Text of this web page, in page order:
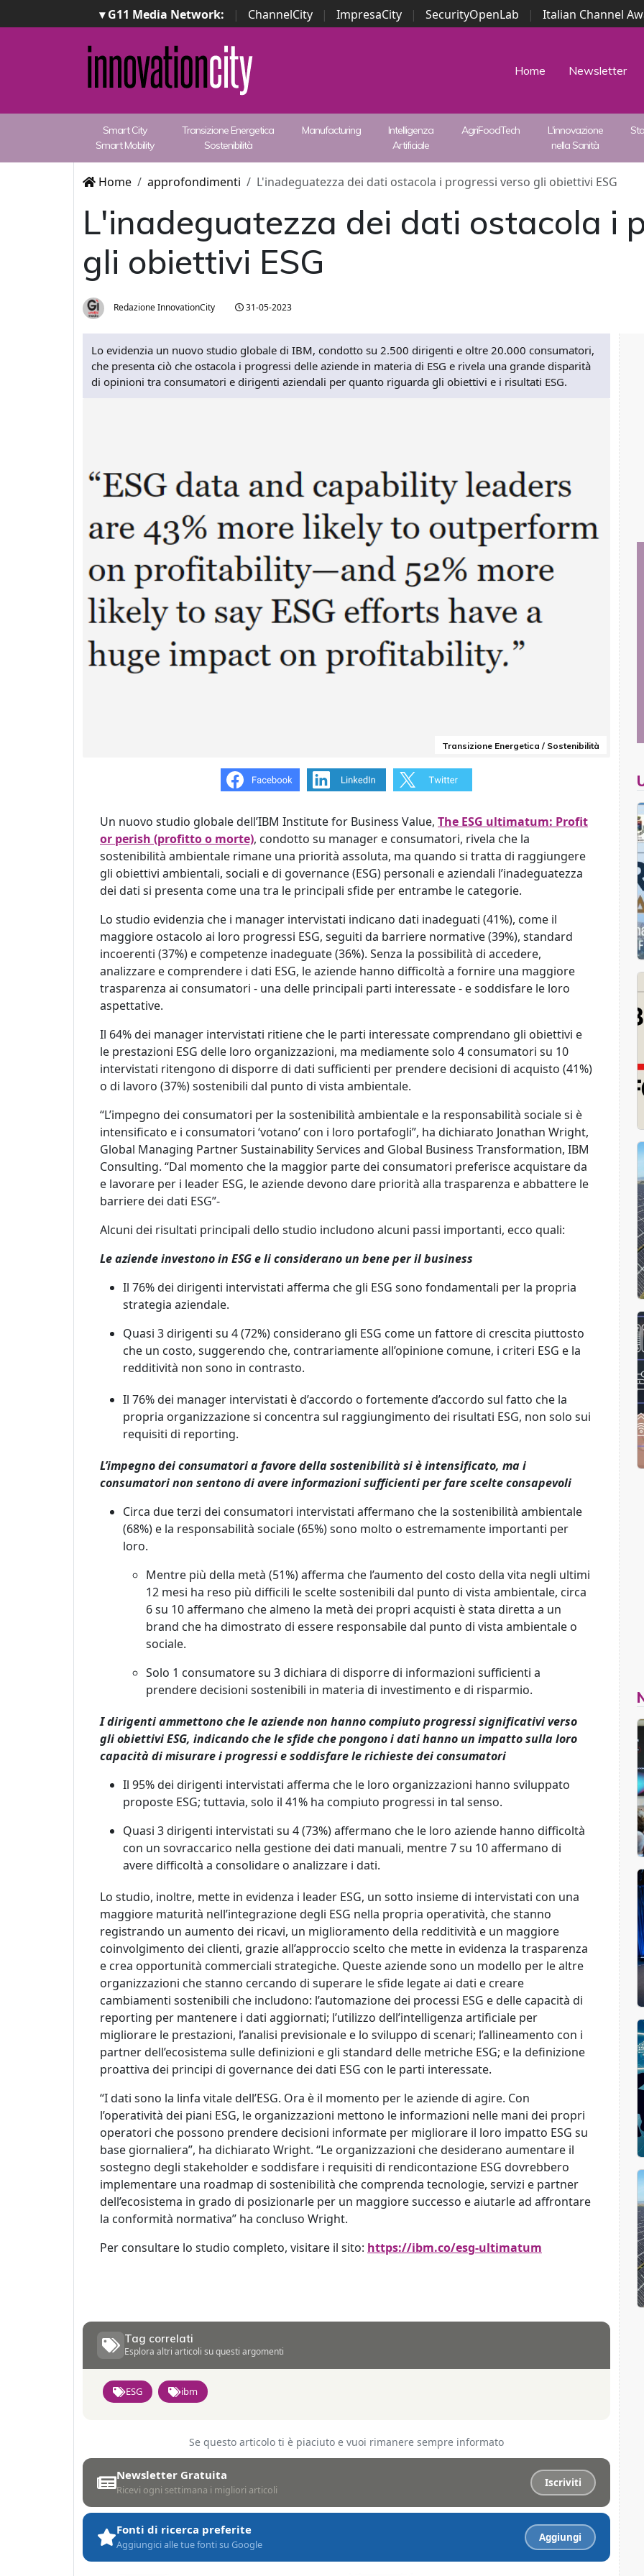
▾ G11 Media Network: | ChannelCity | ImpresaCity | SecurityOpenLab | Italian Channel
Security Awards | ...
Home Newsletter
Smart City
Smart Mobility
Transizione Energetica
Sostenibilità
Manufacturing
Intelligenza
Artificiale
AgriFoodTech
L'innovazione
nella Sanità
Home approfondimenti L'inadeguatezza dei dati ostacola i progressi verso gli obiettivi ESG
L'inadeguatezza dei dati ostacola i
gli obiettivi ESG
Redazione InnovationCity 31-05-2023
Lo evidenzia un nuovo studio globale di IBM, condotto su 2.500 dirigenti e oltre 20.000 consumatori,
che presenta ciò che ostacola i progressi delle aziende in materia di ESG e rivela una grande disparità
di opinioni tra consumatori e dirigenti aziendali per quanto riguarda gli obiettivi e i risultati ESG.
Transizione Energetica / Sostenibilità
Un nuovo studio globale dell’IBM Institute for Business Value, The ESG ultimatum: Profit
or perish (profitto o morte), condotto su manager e consumatori, rivela che la
sostenibilità ambientale rimane una priorità assoluta, ma quando si tratta di raggiungere
gli obiettivi ambientali, sociali e di governance (ESG) personali e aziendali l’inadeguatezza
dei dati si presenta come una tra le principali sfide per entrambe le categorie.
Lo studio evidenzia che i manager intervistati indicano dati inadeguati (41%), come il
maggiore ostacolo ai loro progressi ESG, seguiti da barriere normative (39%), standard
incoerenti (37%) e competenze inadeguate (36%). Senza la possibilità di accedere,
analizzare e comprendere i dati ESG, le aziende hanno difficoltà a fornire una maggiore
trasparenza ai consumatori - una delle principali parti interessate- e soddisfare le loro
aspettative.
Il 64%dei manager intervistati ritiene che le parti interessate comprendano gli obiettivi e
le prestazioni ESG delle loro organizzazioni, ma mediamentesolo 4 consumatori su 10
intervistati ritengono di disporre di dati sufficienti per prendere decisioni di acquisto (41%)
o di lavoro (37%) sostenibili dal punto di vista ambientale.
“L’impegno dei consumatori per la sostenibilità ambientale e la responsabilità sociale si è
intensificato e i consumatori ‘votano’ con i loro portafogli”, ha dichiarato Jonathan Wright,
Global Managing Partner Sustainability Services and Global Business Transformation, IBM
Consulting. “Dal momento che la maggior parte dei consumatori preferisce acquistare da
e lavorare per i leader ESG, le aziende devono dare priorità alla trasparenza e abbattere le
barrieredei dati ESG”-
Alcuni dei risultati principali dello studio includono alcuni passi importanti, ecco quali:
Le aziende investono in ESG eliconsiderano un bene peril business
Il 76% dei dirigenti intervistati afferma che gli ESG sono fondamentali per la propria
strategia aziendale.
Quasi 3 dirigenti su 4 (72%) considerano gli ESG come un fattore di crescita piuttosto
che un costo, suggerendo che, contrariamente all’opinione comune, i criteri ESG e la
redditività non sono in contrasto.
Il 76%dei manager intervistati è d’accordo o fortemente d’accordo sul fatto che la
propria organizzazione si concentra sul raggiungimento dei risultati ESG, non solo sui
requisiti di reporting.
L’impegno dei consumatori a favore della sostenibilità si è intensificato, ma i
consumatori non sentono di avere informazioni sufficienti per fare scelteconsapevoli
Circa due terzi dei consumatori intervistati affermano che la sostenibilità ambientale
(68%) e la responsabilità sociale (65%) sono molto o estremamente importanti per
loro.
Mentre più della metà (51%) afferma che l’aumento del costo della vita negli ultimi
12 mesi ha reso più difficili le scelte sostenibili dal punto di vista ambientale, circa
6 su 10 affermano che almeno la metà dei propri acquisti è stata diretta a un
brand che ha dimostrato di essere responsabiledal punto di vista ambientale o
sociale.
Solo 1 consumatore su 3 dichiara di disporre di informazioni sufficienti a
prendere decisioni sostenibili in materia di investimento e di risparmio.
I dirigenti ammettono che le aziende non hanno compiuto progressi significativi verso
gli obiettivi ESG, indicando che le sfideche pongono idati hanno un impatto sulla loro
capacità di misurare i progressi e soddisfare le richieste dei consumatori
Il 95% dei dirigenti intervistati afferma che le loro organizzazioni hanno sviluppato
proposte ESG; tuttavia, solo il 41% ha compiuto progressi in tal senso.
Quasi 3 dirigenti intervistati su 4 (73%) affermano che le loro aziende hanno difficoltà
con un sovraccarico nella gestionedei dati manuali, mentre 7 su 10 affermano di
avere difficoltà a consolidare o analizzare i dati.
Lo studio, inoltre, mette in evidenza i leader ESG, un sotto insieme di intervistati con una
maggiore maturità nell’integrazione degli ESG nella propria operatività, che stanno
registrando un aumento dei ricavi, un miglioramento della redditività e un maggiore
coinvolgimento dei clienti, grazie all’approccio scelto che mette in evidenza la trasparenza
e crea opportunità commerciali strategiche. Queste aziende sono un modello per lealtre
organizzazioni chestanno cercando di superare le sfide legate ai dati e creare
cambiamenti sostenibili che includono: l’automazione dei processi ESG e delle capacità di
reporting per mantenere i dati aggiornati; l’utilizzo dell’intelligenza artificiale per
migliorare le prestazioni, l’analisi previsionale e lo sviluppo di scenari; l’allineamento con i
partner dell’ecosistema sulle definizioni e gli standard delle metriche ESG; e la definizione
proattiva dei principi di governance dei dati ESG con le parti interessate.
“I dati sono la linfa vitaledell’ESG. Ora è il momento per le aziendedi agire. Con
l’operatività dei piani ESG, le organizzazioni mettono le informazioni nelle mani dei propri
operatori che possono prendere decisioni informate per migliorare il loro impatto ESG su
base giornaliera”, ha dichiarato Wright. “Le organizzazioni che desiderano aumentare il
sostegno degli stakeholder e soddisfare i requisiti di rendicontazione ESG dovrebbero
implementare una roadmap di sostenibilità che comprenda tecnologie, servizi e partner
dell’ecosistema in grado di posizionarle per un maggiore successo e aiutarle ad affrontare
la conformità normativa” ha concluso Wright.
Per consultare lo studio completo, visitare il sito: https://ibm.co/esg-ultimatum
Tag correlati
Esplora altri articoli su questi argomenti
ESG ibm
Se questo articolo ti è piaciuto e vuoi rimanere sempre informato
Newsletter Gratuita
Ricevi ogni settimana i migliori articoli
Iscriviti
Fonti di ricerca preferite
Aggiungici alle tue fonti su Google
Aggiungi